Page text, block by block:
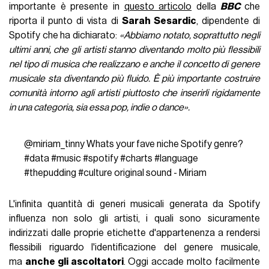
importante è presente in questo articolo della BBC che
riporta il punto di vista di Sarah Sesardic, dipendente di
Spotify che ha dichiarato: «Abbiamo notato, soprattutto negli
ultimi anni, che gli artisti stanno diventando molto più flessibili
nel tipo di musica che realizzano e anche il concetto di genere
musicale sta diventando più fluido. È più importante costruire
comunità intorno agli artisti piuttosto che inserirli rigidamente
in una categoria, sia essa pop, indie o dance».
@miriam_tinnyWhats your fave niche Spotify genre?
#data#music#spotify#charts #language
#thepudding #culture original sound - Miriam
L'infinita quantità di generi musicali generata da Spotify
influenza non solo gli artisti, i quali sono sicuramente
indirizzati dalle proprie etichette d'appartenenza a rendersi
flessibili riguardo l'identificazione del genere musicale,
ma anche gli ascoltatori. Oggi accade molto facilmente